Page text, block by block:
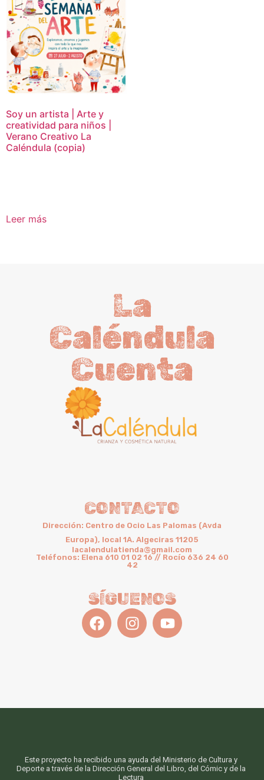
Soy un artista | Arte y
creatividad para niños |
Verano Creativo La
Caléndula (copia)
Leer más
La
Caléndula
Cuenta
CONTACTO
Dirección: Centro de Ocio Las Palomas (Avda
Europa), local 1A. Algeciras 11205
lacalendulatienda@gmail.com
Teléfonos: Elena 610 01 02 16 // Rocío 636 24 60
42
SÍGUENOS
Este proyecto ha recibido una ayuda del Ministerio de Cultura y
Deporte a través de la Dirección General del Libro, del Cómic y de la
Lectura